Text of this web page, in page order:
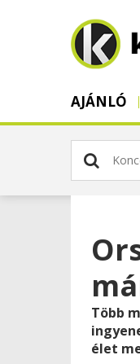
AJÁNLÓ
Több
élet